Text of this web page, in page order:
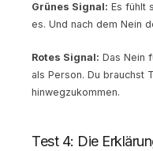
Grünes Signal: Es fühlt
es. Und nach dem Nein
Rotes Signal: Das Nein
als Person. Du brauchst
hinwegzukommen.
Test 4: Die